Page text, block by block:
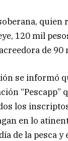
quien
120 mil
de 90
se informó
“Pescapp”
los
en lo
de la pesca